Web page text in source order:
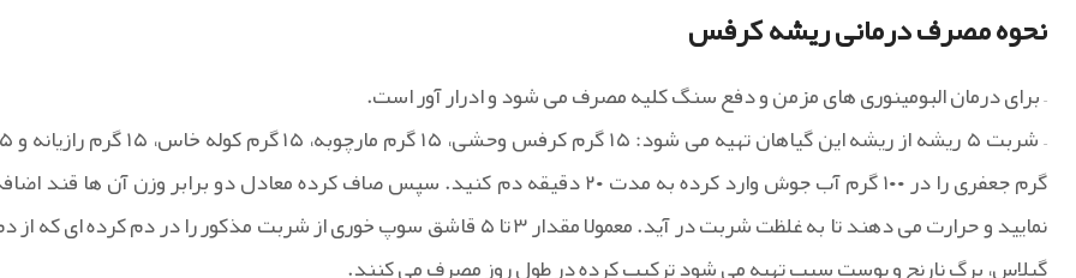
نحوه مصرف درمانی ریشه کرفس
– برای درمان البومینوری های مزمن و دفع سنگ کلیه مصرف می شود و ادرار آور است.
– شربت ۵ ریشه از ریشه این گیاهان
گرم جعفری را در ۱۰۰ گرم آب جوش وارد کرده به مدت ۲۰ دقیقه دم کنید. سپس صاف کرده معادل دو برابر وزن آن ها قند
نمایید و حرارت می دهند تا به غلظت شربت در آید. معمولا مقدار ۳ تا ۵ قاشق سوپ خوری از شربت مذکور را در دم کرده ای که
گیلاس، برگ نارنج و پوست سیب تهیه می شود ترکیب کرده در طول روز مصرف می کنند.